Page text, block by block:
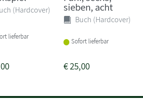
(Hardcover)
lieferbar
sieben, acht
Buch (Hardcover)
Sofort lieferbar
€25,00